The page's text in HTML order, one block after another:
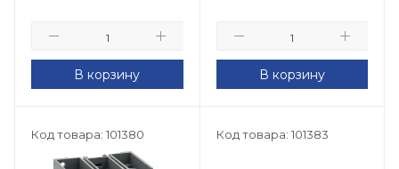
В корзину В корзину
Код товара: 101380 Код товара: 101383